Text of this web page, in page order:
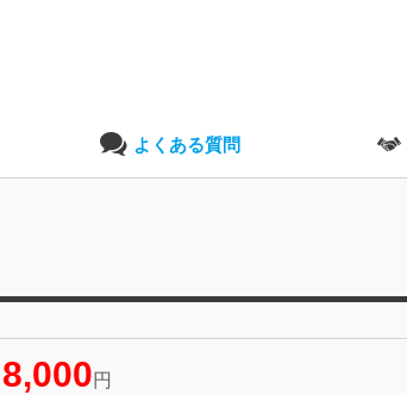
よくある質問
8,000 円